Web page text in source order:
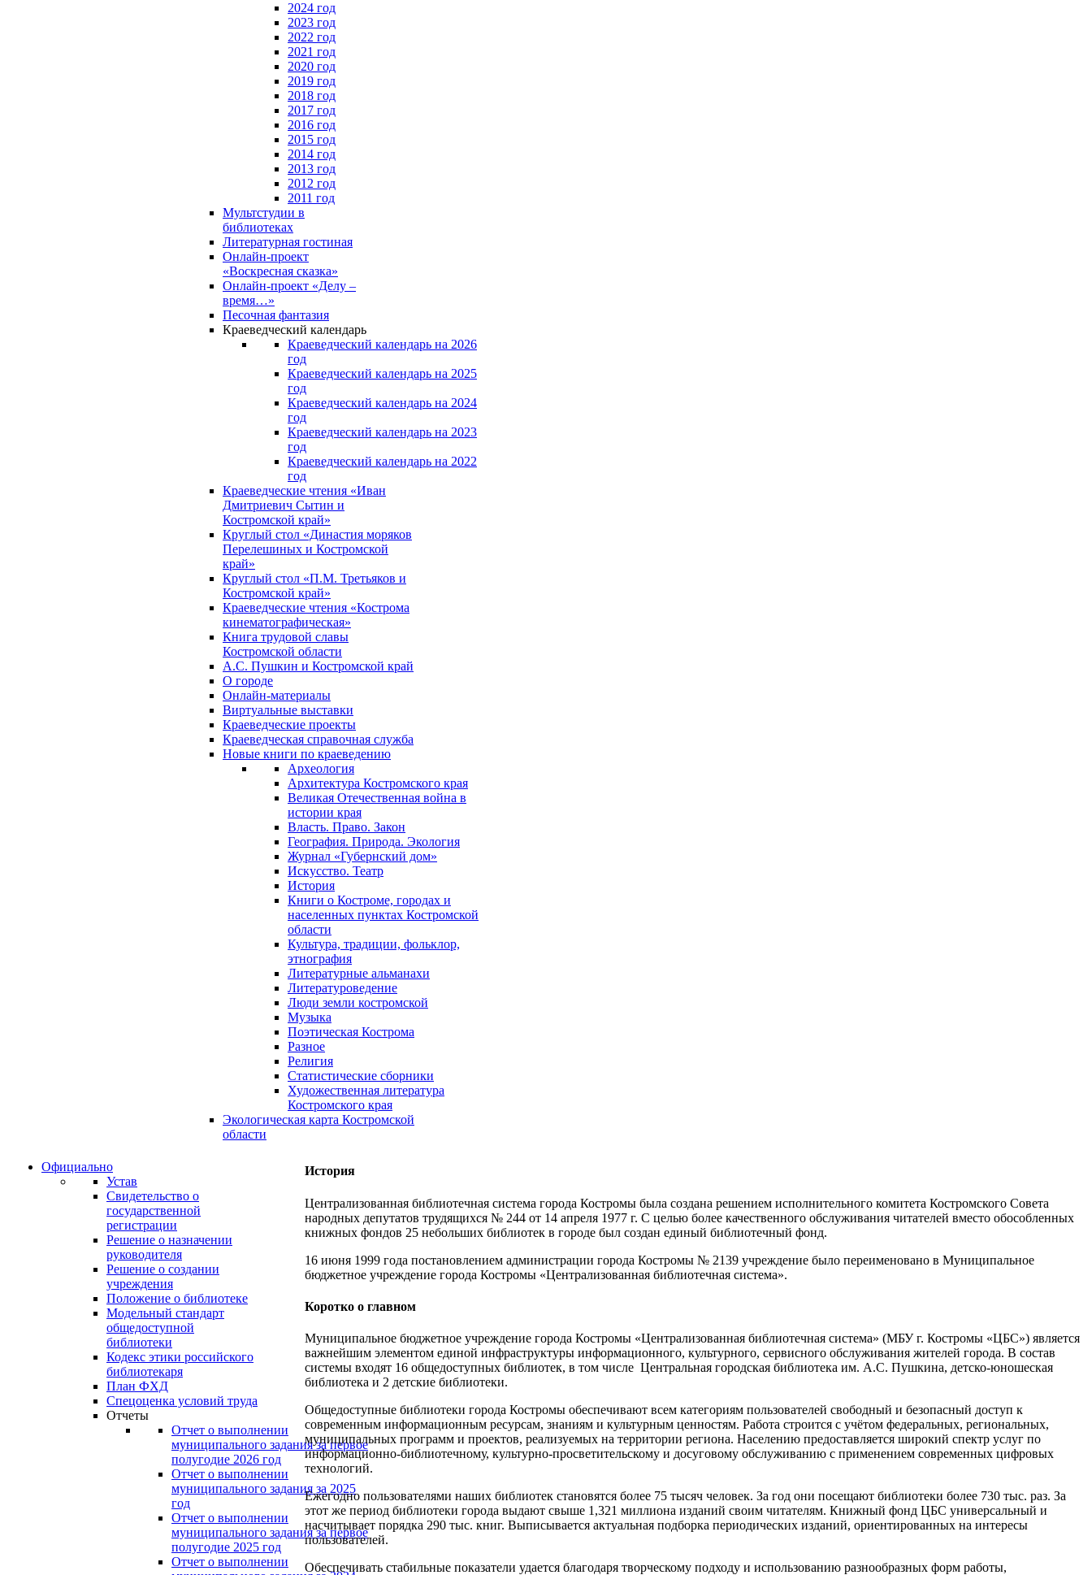
2024 год
2023 год
2022 год
2021 год
2020 год
2019 год
2018 год
2017 год
2016 год
2015 год
2014 год
2013 год
2012 год
2011 год
Мультстудии в
библиотеках
Литературная гостиная
Онлайн-проект
«Воскресная сказка»
Онлайн-проект «Делу –
время…»
Песочная фантазия
Краеведческий календарь
Краеведческий календарь на 2026
год
Краеведческий календарь на 2025
год
Краеведческий календарь на 2024
год
Краеведческий календарь на 2023
год
Краеведческий календарь на 2022
год
Краеведческие чтения «Иван
Дмитриевич Сытин и
Костромской край»
Круглый стол «Династия моряков
Перелешиных и Костромской
край»
Круглый стол «П.М. Третьяков и
Костромской край»
Краеведческие чтения «Кострома
кинематографическая»
Книга трудовой славы
Костромской области
А.С. Пушкин и Костромской край
О городе
Онлайн-материалы
Виртуальные выставки
Краеведческие проекты
Краеведческая справочная служба
Новые книги по краеведению
Археология
Архитектура Костромского края
Великая Отечественная война в
истории края
Власть. Право. Закон
География. Природа. Экология
Журнал «Губернский дом»
Искусство. Театр
История
Книги о Костроме, городах и
населенных пунктах Костромской
области
Культура, традиции, фольклор,
этнография
Литературные альманахи
Литературоведение
Люди земли костромской
Музыка
Поэтическая Кострома
Разное
Религия
Статистические сборники
Художественная литература
Костромского края
Экологическая карта Костромской
области
Официально
Устав
Свидетельство о
государственной
регистрации
Решение о назначении
руководителя
Решение о создании
учреждения
Положение о библиотеке
Модельный стандарт
общедоступной
библиотеки
Кодекс этики российского
библиотекаря
План ФХД
Спецоценка условий труда
Отчеты
Отчет о выполнении
муниципального задания за первое
полугодие 2026 год
Отчет о выполнении
муниципального задания за 2025
год
Отчет о выполнении
муниципального задания за первое
полугодие 2025 год
Отчет о выполнении
История
Централизованная библиотечная система города Костромы была создана решением исполнительного комитета Костромского Совета
народных депутатов трудящихся № 244 от 14 апреля 1977 г. С целью более качественного обслуживания читателей вместо обособленных
книжных фондов 25 небольших библиотек в городе был создан единый библиотечный фонд.
16 июня 1999 года постановлением администрации города Костромы № 2139 учреждение было переименовано в Муниципальное
бюджетное учреждение города Костромы «Централизованная библиотечная система».
Коротко о главном
Муниципальное бюджетное учреждение города Костромы «Централизованная библиотечная система» (МБУ г. Костромы «ЦБС») является
важнейшим элементом единой инфраструктуры информационного, культурного, сервисного обслуживания жителей города. В состав
системы входят 16 общедоступных библиотек, в том числе Центральная городская библиотека им. А.С. Пушкина, детско-юношеская
библиотека и 2 детские библиотеки.
Общедоступные библиотеки города Костромы обеспечивают всем категориям пользователей свободный и безопасный доступ к
современным информационным ресурсам, знаниям и культурным ценностям. Работа строится с учётом федеральных, региональных,
муниципальных программ и проектов, реализуемых на территории региона. Населению предоставляется широкий спектр услуг по
информационно-библиотечному, культурно-просветительскому и досуговому обслуживанию с применением современных цифровых
технологий.
Ежегодно пользователями наших библиотек становятся более 75 тысяч человек. За год они посещают библиотеки более 730 тыс. раз. За
этот же период библиотеки города выдают свыше 1,321 миллиона изданий своим читателям. Книжный фонд ЦБС универсальный и
насчитывает порядка 290 тыс. книг. Выписывается актуальная подборка периодических изданий, ориентированных на интересы
пользователей.
Обеспечивать стабильные показатели удается благодаря творческому подходу и использованию разнообразных форм работы,